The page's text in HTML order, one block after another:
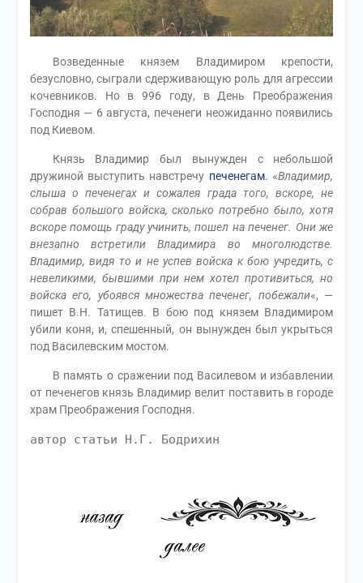
Возведенные князем Владимиром крепости,
безусловно, сыграли сдерживающую роль для агрессии
кочевников. Но в 996 году, в День Преображения
Господня — 6 августа, печенеги неожиданно появились
под Киевом.
Князь Владимир был вынужден с небольшой
дружиной выступить навстречу печенегам. «Владимир,
слыша о печенегах и сожалея града того, вскоре, не
собрав большого войска, сколько потребно было, хотя
вскоре помощь граду учинить, пошел на печенег. Они же
внезапно встретили Владимира во многолюдстве.
Владимир, видя то и не успев войска к бою учредить, с
невеликими, бывшими при нем хотел противиться, но
войска его, убоявся множества печенег, побежали«, —
пишет В.Н. Татищев. В бою под князем Владимиром
убили коня, и, спешенный, он вынужден был укрыться
под Василевским мостом.
В память о сражении под Василевом и избавлении
от печенегов князь Владимир велит поставить в городе
храм Преображения Господня.
автор статьи Н.Г. Бодрихин